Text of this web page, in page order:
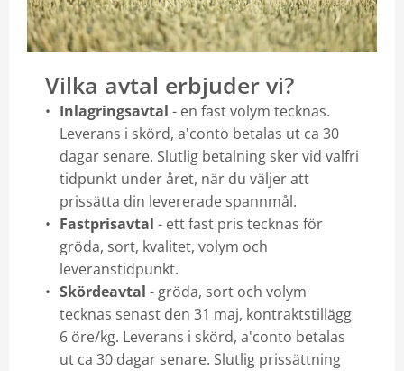
Vilka avtal erbjuder vi?
Inlagringsavtal - en fast volym tecknas.
Leverans i skörd, a'conto betalas ut ca 30
dagar senare. Slutlig betalning sker vid valfri
tidpunkt under året, när du väljer att
prissätta din levererade spannmål.
Fastprisavtal - ett fast pris tecknas för
gröda, sort, kvalitet, volym och
leveranstidpunkt.
Skördeavtal - gröda, sort och volym
tecknas senast den 31 maj, kontraktstillägg
6 öre/kg. Leverans i skörd, a'conto betalas
ut ca 30 dagar senare. Slutlig prissättning